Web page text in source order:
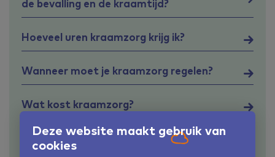
Deze website maakt gebruik van
cookies
de bevalling en de kraamtijd?
Hoeveel uren kraamzorg krijg ik?
Wanneer moet je kraamzorg regelen?
Wat kost kraamzorg?
Wat zijn de taken van de
kraamverzorgende?